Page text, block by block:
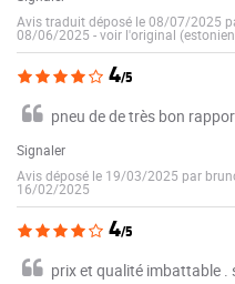
Avis traduit déposé le 08/07/2025
08/06/2025 -voir l'original
4/5
pneu de de très bon
Signaler
Avis déposé le 19/03/2025 par
16/02/2025
4/5
prix et qualité imbattable .